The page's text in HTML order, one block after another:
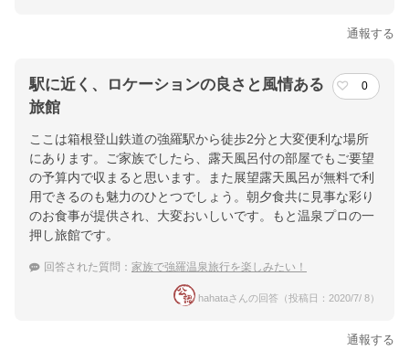
通報する
駅に近く、ロケーションの良さと風情ある
旅館
0
ここは箱根登山鉄道の強羅駅から徒歩2分と大変便利な場所
にあります。ご家族でしたら、露天風呂付の部屋でもご要望
の予算内で収まると思います。また展望露天風呂が無料で利
用できるのも魅力のひとつでしょう。朝夕食共に見事な彩り
のお食事が提供され、大変おいしいです。もと温泉プロの一
押し旅館です。
回答された質問： 家族で強羅温泉旅行を楽しみたい！
hahataさんの回答（投稿日：2020/7/ 8）
通報する